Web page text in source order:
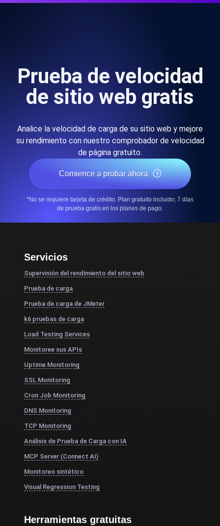
Prueba de velocidad
de sitio web gratis
Analice la velocidad de carga de su sitio web y mejore
su rendimiento con nuestro comprobador de velocidad
de página gratuito.
Comience a probar ahora
*No se requiere tarjeta de crédito. Plan gratuito incluido; 7 días
de prueba gratis en los planes de pago.
Servicios
Supervisión del rendimiento del sitio web
Prueba de carga
Prueba de carga de JMeter
k6 pruebas de carga
Load Testing Services
Monitoree sus APIs
Uptime Monitoring
SSL Monitoring
Cron Job Monitoring
DNS Monitoring
TCP Monitoring
Análisis de Prueba de Carga con IA
MCP Server (Connect AI)
Monitoreo sintético
Visual Regression Testing
Herramientas gratuitas